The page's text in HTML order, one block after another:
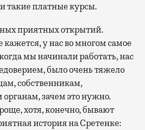
такие платные курсы.
приятных открытий.
у нас во многом самое
мы начинали работать, нас
было очень тяжело
собственникам,
зачем это нужно.
хотя, конечно, бывают
история на Сретенке: